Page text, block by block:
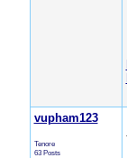
vupham123
Tenore
63 Posts